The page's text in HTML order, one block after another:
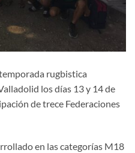
rugbistica
los días 13 y 14 de
de trece Federaciones
en las categorías M18